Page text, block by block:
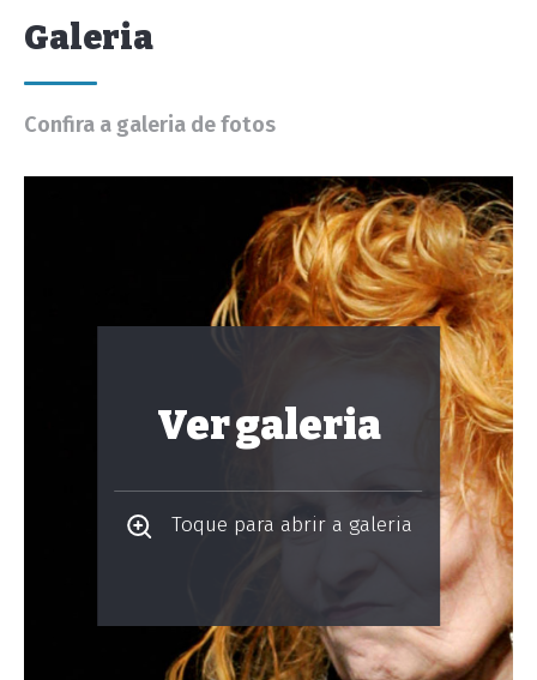
Galeria
Confira a galeria de fotos
Ver galeria
Toque para abrir a galeria